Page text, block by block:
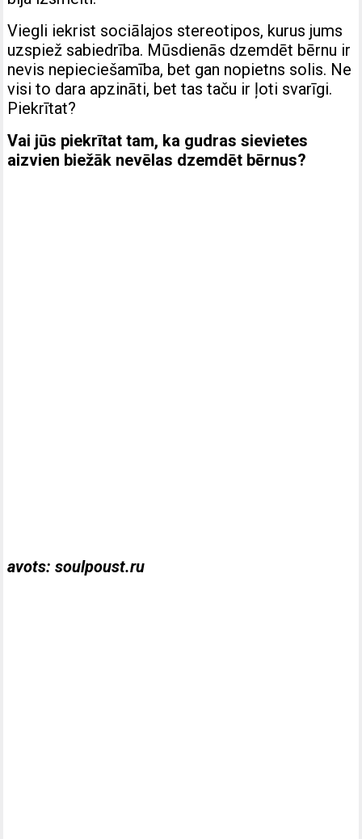
Viegli iekrist sociālajos stereotipos, kurus jums
uzspiež sabiedrība. Mūsdienās dzemdēt bērnu ir
nevis nepieciešamība, bet gan nopietns solis. Ne
visi to dara apzināti, bet tas taču ir ļoti svarīgi.
Piekrītat?
Vai jūs piekrītat tam, ka gudras sievietes
aizvien biežāk nevēlas dzemdēt bērnus?
avots: soulpoust.ru